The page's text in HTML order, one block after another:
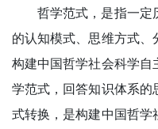
哲学范式，是指一定
的认知模式、思维方式、
构建中国哲学社会科学
学范式，回答知识体系
式转换，是构建中国哲